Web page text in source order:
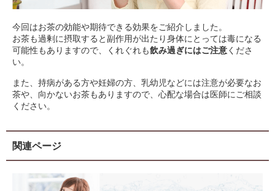
今回はお茶の効能や期待できる効果をご紹介しました。
お茶も過剰に摂取すると副作用が出たり身体にとっては毒になる
可能性もありますので、くれぐれも飲み過ぎにはご注意くださ
い。
また、持病がある方や妊婦の方、乳幼児などには注意が必要なお
茶や、向かないお茶もありますので、心配な場合は医師にご相談
ください。
関連ページ